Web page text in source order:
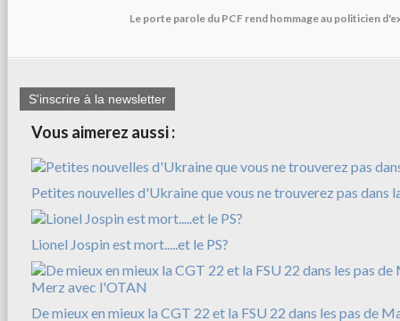
Le porte parole du PCF rend hommage au politicien
S'inscrire à la newsletter
Vous aimerez aussi :
Petites nouvelles d'Ukraine que vous ne trouverez pas dans
Lionel Jospin est mort.....et le PS?
De mieux en mieux la CGT 22 et la FSU 22 dans les pas de